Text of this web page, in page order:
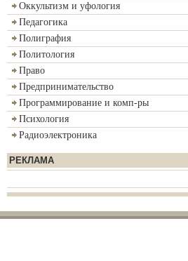
Оккультизм и уфология
Педагогика
Полиграфия
Политология
Право
Предпринимательство
Программирование и комп-ры
Психология
Радиоэлектроника
РЕКЛАМА